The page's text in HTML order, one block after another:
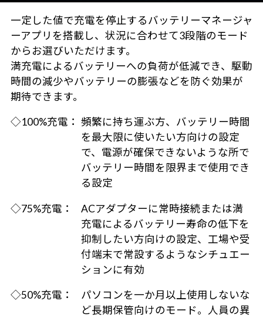
一定した値で充電を停止するバッテリーマネージャ
ーアプリを搭載し、状況に合わせて3段階のモード
からお選びいただけます。
満充電によるバッテリーへの負荷が低減でき、駆動
時間の減少やバッテリーの膨張などを防ぐ効果が
期待できます。
◇100%充電： 頻繁に持ち運ぶ方、バッテリー時間
を最大限に使いたい方向けの設定
で、電源が確保できないような所で
バッテリー時間を限界まで使用でき
る設定
◇75%充電：
ACアダプターに常時接続または満
充電によるバッテリー寿命の低下を
抑制したい方向けの設定、工場や受
付端末で常設するようなシチュエー
ションに有効
◇50%充電：
パソコンを一か月以上使用しないな
ど長期保管向けのモード。人員の異